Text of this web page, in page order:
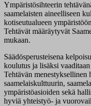
Ympäristösihteerin
saamelaisten aineelliseen
kotiseutualueen
Tehtävät määräytyvät
mukaan.
Säädösperusteisena
koulutus ja lisäksi
Tehtävän menestyksellinen
saamelaiskulttuurin,
ympäristöasioiden sekä
hyviä yhteistyö- ja